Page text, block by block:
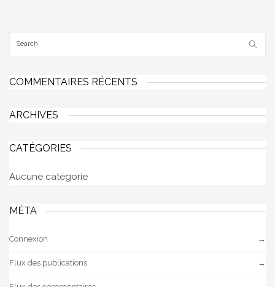
COMMENTAIRES RÉCENTS
ARCHIVES
CATÉGORIES
Aucune catégorie
MÉTA
Connexion
Flux des publications